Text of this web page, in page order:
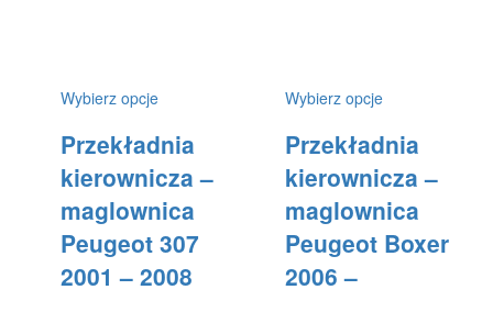
Wybierz opcjeTen
ma
wariantów.
Opcje
wybrać
na
Przekładnia
kierownicza –
maglownica
Peugeot 307
2001 – 2008
Wybierz opcjeTen
ma
wariantów.
Opcje
wybrać
Przekładnia
kierownicza –
maglownica
Peugeot Boxer
2006 –